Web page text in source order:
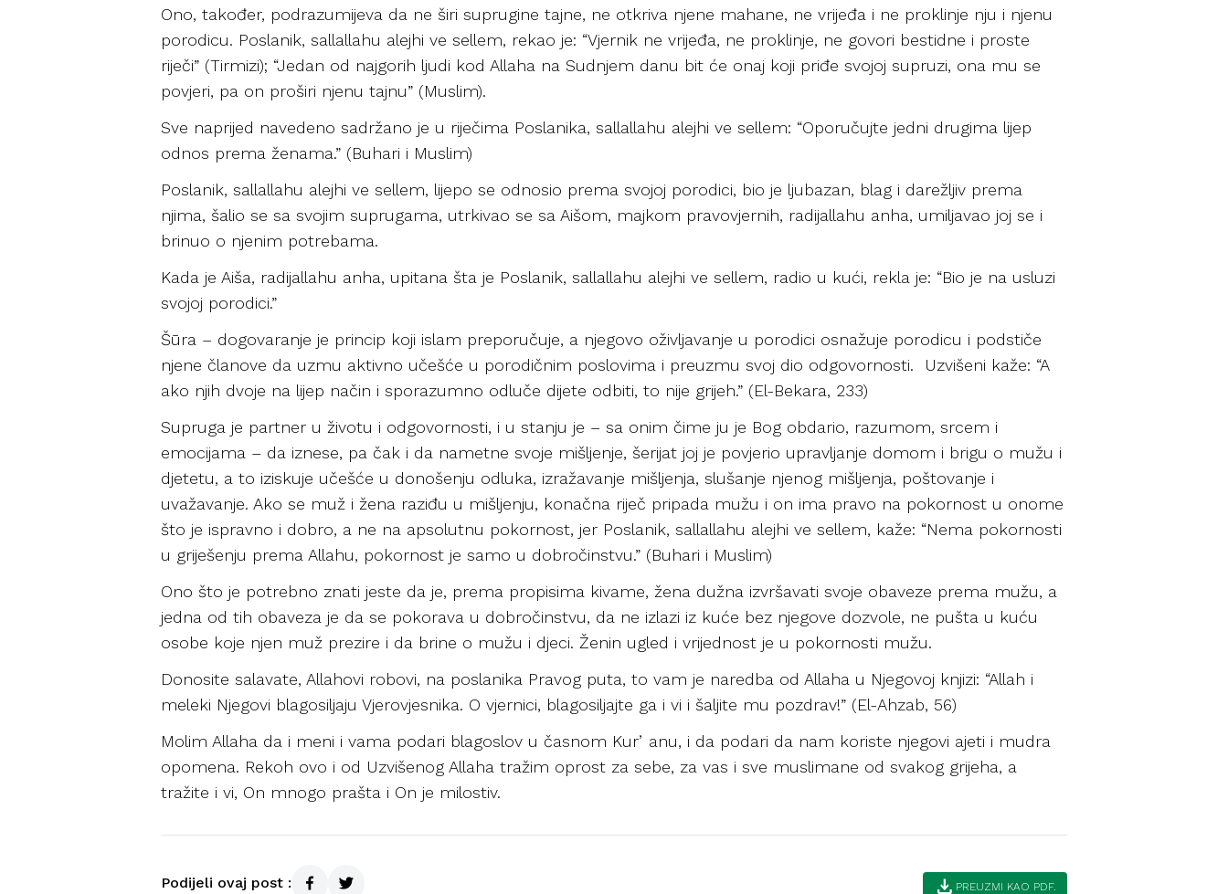
Ono, također, podrazumijeva da ne širi suprugine tajne, ne otkriva njene mahane, ne vrijeđa i ne proklinje nju i njenu
porodicu. Poslanik, sallallahu alejhi ve sellem, rekao je: “Vjernik ne vrijeđa, ne proklinje, ne govori bestidne i proste
riječi” (Tirmizi); “Jedan od najgorih ljudi kod Allaha na Sudnjem danu bit će onaj koji priđe svojoj supruzi, ona mu se
povjeri, pa on proširi njenu tajnu” (Muslim).
Sve naprijed navedeno sadržano je u riječima Poslanika, sallallahu alejhi ve sellem: “Oporučujte jedni drugima lijep
odnos prema ženama.” (Buhari i Muslim)
Poslanik, sallallahu alejhi ve sellem, lijepo se odnosio prema svojoj porodici, bio je ljubazan, blag i darežljiv prema
njima, šalio se sa svojim suprugama, utrkivao se sa Aišom, majkom pravovjernih, radijallahu anha, umiljavao joj se i
brinuo o njenim potrebama.
Kada je Aiša, radijallahu anha, upitana šta je Poslanik, sallallahu alejhi ve sellem, radio u kući, rekla je: “Bio je na usluzi
svojoj porodici.”
Šūra – dogovaranje je princip koji islam preporučuje, a njegovo oživljavanje u porodici osnažuje porodicu i podstiče
njene članove da uzmu aktivno učešće u porodičnim poslovima i preuzmu svoj dio odgovornosti. Uzvišeni kaže: “A
ako njih dvoje na lijep način i sporazumno odluče dijete odbiti, to nije grijeh.” (El-Bekara, 233)
Supruga je partner u životu i odgovornosti, i u stanju je – sa onim čime ju je Bog obdario, razumom, srcem i
emocijama – da iznese, pa čak i da nametne svoje mišljenje, šerijat joj je povjerio upravljanje domom i brigu o mužu i
djetetu, a to iziskuje učešće u donošenju odluka, izražavanje mišljenja, slušanje njenog mišljenja, poštovanje i
uvažavanje. Ako se muž i žena raziđu u mišljenju, konačna riječ pripada mužu i on ima pravo na pokornost u onome
što je ispravno i dobro, a ne na apsolutnu pokornost, jer Poslanik, sallallahu alejhi ve sellem, kaže: “Nema pokornosti
u griješenju prema Allahu, pokornost je samo u dobročinstvu.” (Buhari i Muslim)
Ono što je potrebno znati jeste da je, prema propisima kivame, žena dužna izvršavati svoje obaveze prema mužu, a
jedna od tih obaveza je da se pokorava u dobročinstvu, da ne izlazi iz kuće bez njegove dozvole, ne pušta u kuću
osobe koje njen muž prezire i da brine o mužu i djeci. Ženin ugled i vrijednost je u pokornosti mužu.
Donosite salavate, Allahovi robovi, na poslanika Pravog puta, to vam je naredba od Allaha u Njegovoj knjizi: “Allah i
meleki Njegovi blagosiljaju Vjerovjesnika. O vjernici, blagosiljajte ga i vi i šaljite mu pozdrav!” (El-Ahzab, 56)
Molim Allaha da i meni i vama podari blagoslov u časnom Kurʼanu, i da podari da nam koriste njegovi ajeti i mudra
opomena. Rekoh ovo i od Uzvišenog Allaha tražim oprost za sebe, za vas i sve muslimane od svakog grijeha, a
tražite i vi, On mnogo prašta i On je milostiv.
Podijeli ovaj post : download PREUZMI KAO PDF.